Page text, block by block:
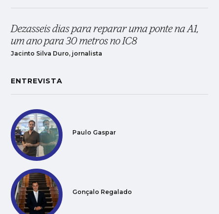
Dezasseis dias para reparar uma ponte na A1,
um ano para 30 metros no IC8
Jacinto Silva Duro, jornalista
ENTREVISTA
Paulo Gaspar
Gonçalo Regalado